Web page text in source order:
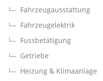
Fahrzeugausstattung
Fahrzeugelektrik
Fussbetätigung
Getriebe
Heizung & Klimaanlage